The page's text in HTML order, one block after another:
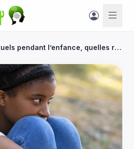
Abus sexuels pendant l’enfance, quelles répercussions possibles à l’âge adulte ?